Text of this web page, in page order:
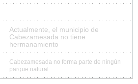
Actualmente, el municipio de
Cabezamesada no tiene
hermanamiento
Cabezamesada no forma parte de ningún
parque natural